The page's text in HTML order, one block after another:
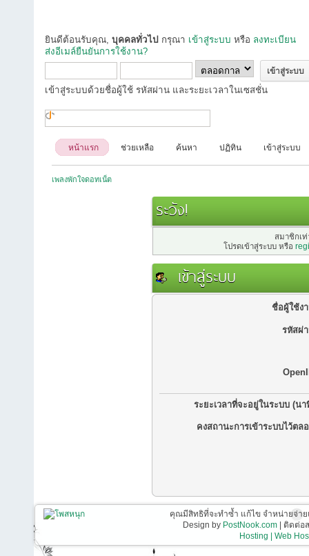
ยินดีต้อนรับคุณ, บุคคลทั่วไป กรุณา เข้าสู่ระบบ หรือ ลงทะเบียน
ส่งอีเมล์ยืนยันการใช้งาน?
เข้าสู่ระบบด้วยชื่อผู้ใช้ รหัสผ่าน และระยะเวลาในเซสชั่น
หน้าแรก ช่วยเหลือ ค้นหา ปฏิทิน เข้าสู่ระบบ
เพลงพักใจดอทเน็ต
ระวัง!
สมาชิกเ
โปรดเข้าสู่ระบบ หรือ
เข้าสู่ระบบ
ชื่อผู้ใช้ง
รหัสผ่
ระยะเวลาที่จะอยู่ในระบบ (นา
คงสถานะการเข้าระบบไว้ตล
คุณมีสิทธิที่จะทำซ้ำ แก้ไข จำหน่ายจ่า
Design by PostNook.com| ติดต่อส
Hosting | Web